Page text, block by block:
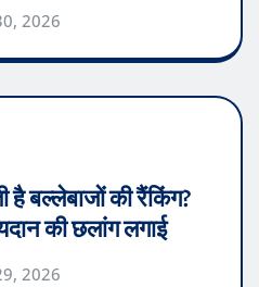
2026
बल्लेबाजों की रैंकिंग?
की छलांग लगाई
2026